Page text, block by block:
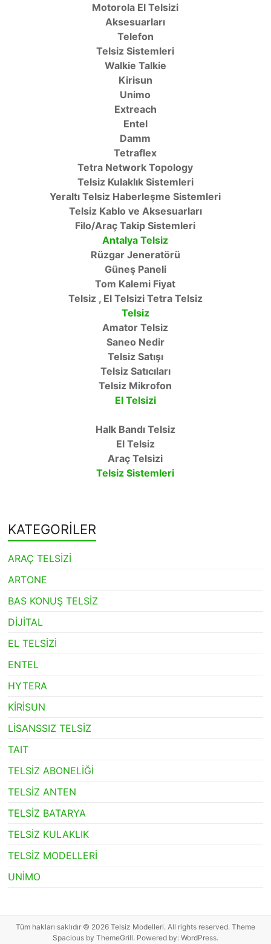
Motorola El Telsizi
Aksesuarları
Telefon
Telsiz Sistemleri
Walkie Talkie
Kirisun
Unimo
Extreach
Entel
Damm
Tetraflex
Tetra Network Topology
Telsiz Kulaklık Sistemleri
Yeraltı Telsiz Haberleşme Sistemleri
Telsiz Kablo ve Aksesuarları
Filo/Araç Takip Sistemleri
Antalya Telsiz
Rüzgar Jeneratörü
Güneş Paneli
Tom Kalemi Fiyat
Telsiz , El Telsizi Tetra Telsiz
Telsiz
Amator Telsiz
Saneo Nedir
Telsiz Satışı
Telsiz Satıcıları
Telsiz Mikrofon
El Telsizi
Halk Bandı Telsiz
El Telsiz
Araç Telsizi
Telsiz Sistemleri
KATEGORİLER
ARAÇ TELSİZİ
ARTONE
BAS KONUŞ TELSİZ
DİJİTAL
EL TELSİZİ
ENTEL
HYTERA
KİRİSUN
LİSANSSIZ TELSİZ
TAIT
TELSİZ ABONELİĞİ
TELSİZ ANTEN
TELSİZ BATARYA
TELSİZ KULAKLIK
TELSİZ MODELLERİ
UNİMO
Tüm hakları saklıdır © 2026 Telsiz Modelleri. All rights reserved. Theme
Spaciousby ThemeGrill. Powered by: WordPress.